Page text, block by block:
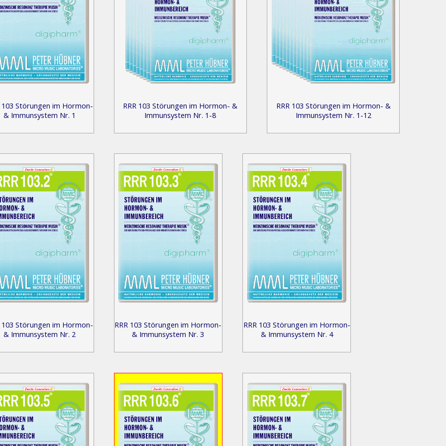
103 Störungen im Hormon-
& Immunsystem Nr. 1
RRR 103 Störungen im Hormon- &
Immunsystem Nr. 1-8
RRR 103 Störungen im Hormon- &
Immunsystem Nr. 1-12
103 Störungen im Hormon-
& Immunsystem Nr. 2
RRR 103 Störungen im Hormon-
& Immunsystem Nr. 3
RRR 103 Störungen im Hormon-
& Immunsystem Nr. 4